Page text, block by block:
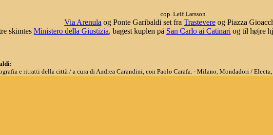
cop. Leif Larsson
Via Arenula og Ponte Garibaldi set fra Trastevere og Piazza
skimtes Ministero della Giustizia, bagest kuplen på San Carlo ai Catinari og til højre
e ritratti della città / a cura di Andrea Carandini, con Paolo Carafa. - Milano, Mondadori /